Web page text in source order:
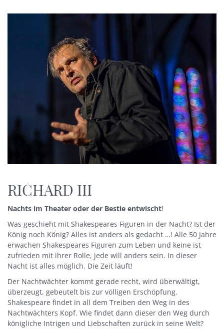
RICHARD III
Nachts im Theater oder der Bestie entwischt!
Was geschieht mit Shakespeares Figuren in der Nacht? Ist der
König noch König? Alles ist anders als gedacht …! Alle 50 Jahre
erwachen Shakespeares Figuren zum Leben und keine ist
zufrieden mit ihrer Rolle, jede will anders sein. In dieser
Nacht ist alles möglich. Die Zeit läuft!
Der Nachtwächter kommt gerade recht, wird überwältigt,
überzeugt, gebeutelt bis zur völligen Erschöpfung.
Shakespeare findet in all dem Treiben den Weg in des
Nachtwächters Kopf. Wie findet dann dieser den Weg durch
königliche Intrigen und Liebschaften zurück in seine Welt?